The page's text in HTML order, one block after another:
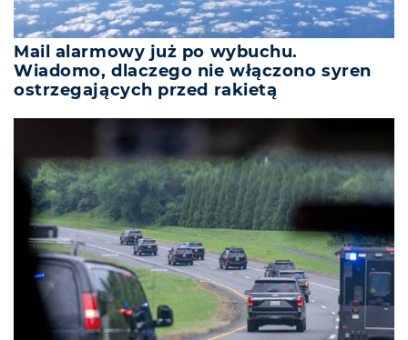
Mail alarmowy już po wybuchu.
Wiadomo, dlaczego nie włączono syren
ostrzegających przed rakietą